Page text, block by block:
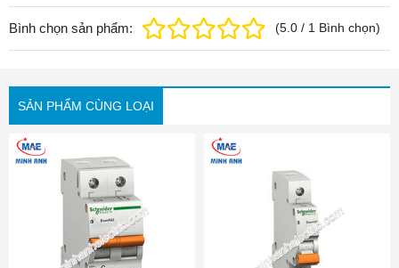
Bình chọn sản phẩm: (5.0 / 1 Bình chọn)
SẢN PHẨM CÙNG LOẠI